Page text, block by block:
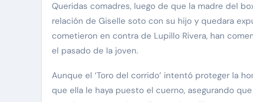
Queridas comadres, luego de que la madre del boxeador Fernando Vargas Jr. revelara la
relación de Giselle soto con su hijo y quedara
cometieron en contra de Lupillo Rivera, han
el pasado de la joven.
Aunque el ‘Toro del corrido’ intentó proteger la
que ella le haya puesto el cuerno, asegurando